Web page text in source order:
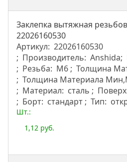
Заклепка вытяжная
22026160530
Артикул: 22026160530
Производитель: Anshida
Резьба: М6 Толщина
Толщина Материала
Материал: сталь
Борт: стандарт Тип:
Шт.:
1,12 руб.